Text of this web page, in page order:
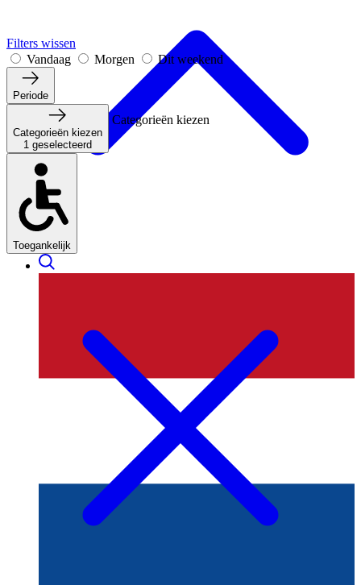
Filters wissen
Vandaag
Morgen Dit weekend
Periode
Categorieën kiezen
1 geselecteerd
Categorieën kiezen
Toegankelijk